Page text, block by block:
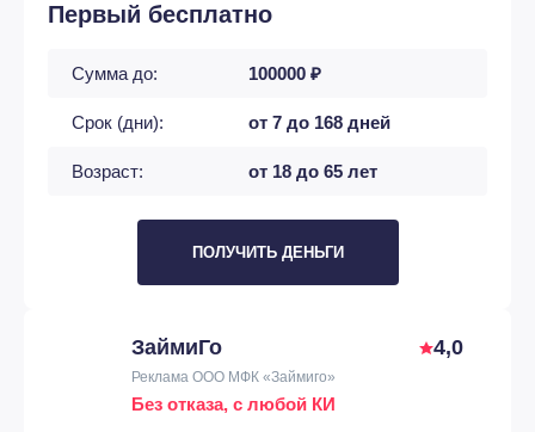
Первый бесплатно
Сумма до: 100000 ₽
Срок (дни): от 7 до 168 дней
Возраст: от 18 до 65 лет
ПОЛУЧИТЬ ДЕНЬГИ
ЗаймиГо 4,0
Реклама ООО МФК «Займиго»
Без отказа, с любой КИ